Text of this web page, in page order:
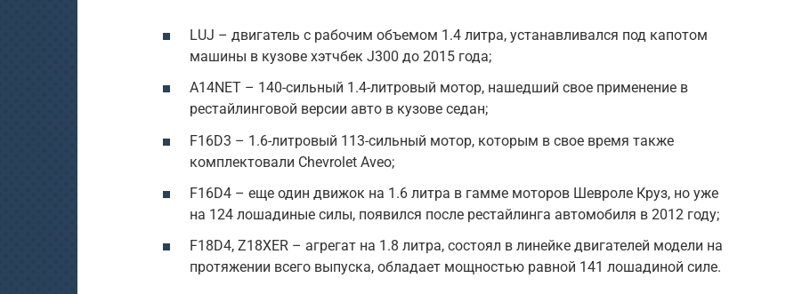
LUJ – двигатель с рабочим объемом 1.4 литра, устанавливался под капотом
машины в кузове хэтчбек J300 до 2015 года;
A14NET – 140-сильный 1.4-литровый мотор, нашедший свое применение в
рестайлинговой версии авто в кузове седан;
F16D3 – 1.6-литровый 113-сильный мотор, которым в свое время также
комплектовали Chevrolet Aveo;
F16D4 – еще один движок на 1.6 литра в гамме моторов Шевроле Круз, но уже
на 124 лошадиные силы, появился после рестайлинга автомобиля в 2012 году;
F18D4, Z18XER – агрегат на 1.8 литра, состоял в линейке двигателей модели на
протяжении всего выпуска, обладает мощностью равной 141 лошадиной силе.